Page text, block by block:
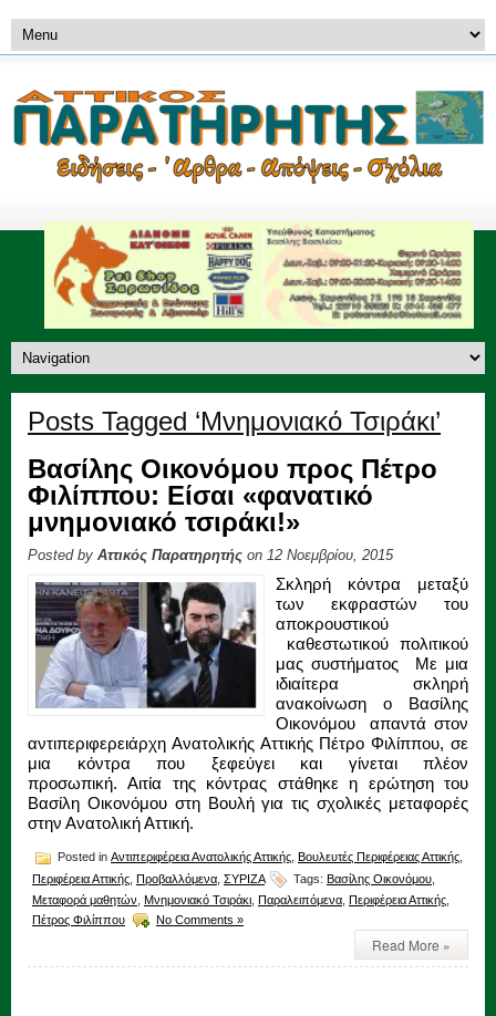
Posts Tagged ‘Μνημονιακό Τσιράκι’
Βασίλης Οικονόμου προς Πέτρο
Φιλίππου: Είσαι «φανατικό
μνημονιακό τσιράκι!»
Posted by Αττικός Παρατηρητής on 12 Νοεμβρίου, 2015
Σκληρή κόντρα μεταξύ
των εκφραστών του
αποκρουστικού
καθεστωτικού πολιτικού
μας συστήματος Με μια
ιδιαίτερα σκληρή
ανακοίνωση ο Βασίλης
Οικονόμου απαντά στον
αντιπεριφερειάρχη Ανατολικής Αττικής Πέτρο Φιλίππου, σε
μια κόντρα που ξεφεύγει και γίνεται πλέον
προσωπική. Αιτία της κόντρας στάθηκε η ερώτηση του
Βασίλη Οικονόμου στη Βουλή για τις σχολικές μεταφορές
στην Ανατολική Αττική.
Posted in Αντιπεριφέρεια Ανατολικής Αττικής Βουλευτές Περιφέρειας Αττικής
Περιφέρεια Αττικής Προβαλλόμενα ΣΥΡΙΖΑ Tags: Βασίλης Οικονόμου
Μεταφορά μαθητών Μνημονιακό Τσιράκι Παραλειπόμενα Περιφέρεια Αττικής
Πέτρος Φιλίππου
No Comments »
Read More »